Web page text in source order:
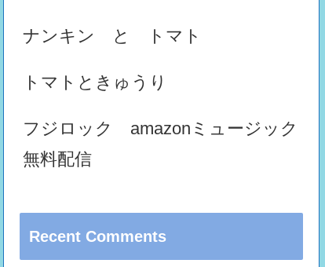
ナンキン と トマト
トマトときゅうり
フジロック amazonミュージック
無料配信
Recent Comments